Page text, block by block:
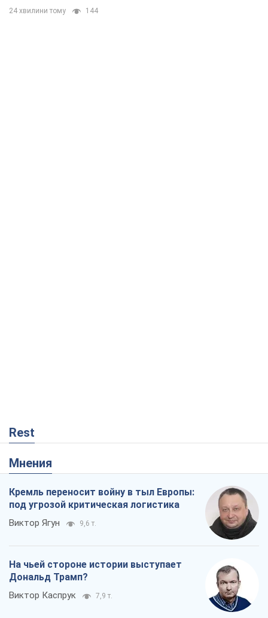
24 хвилини тому 144
Rest
Мнения
Кремль переносит войну в тыл Европы:
под угрозой критическая логистика
Виктор Ягун 9,6 т.
На чьей стороне истории выступает
Дональд Трамп?
Виктор Каспрук 7,9 т.